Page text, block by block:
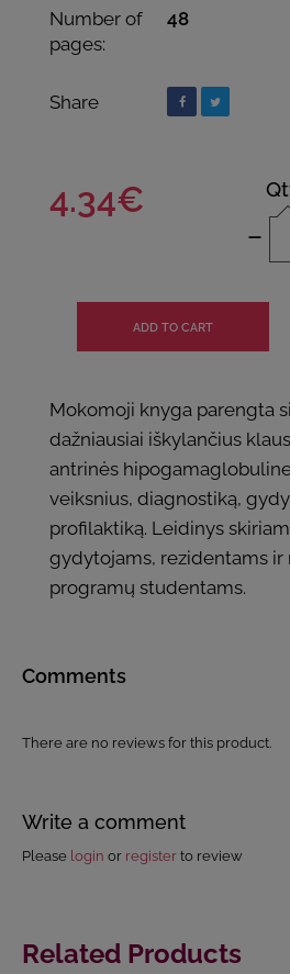
Number of
pages:
48
Share
4.34€
-
Mokomoji knyga parengta
dažniausiai iškylančius
antrinės
veiksnius, diagnostiką,
profilaktiką. Leidinys
gydytojams, rezidentams
programų studentams.
Comments
There are no reviews for this product.
Write a comment
Please login or register to review
Related Products